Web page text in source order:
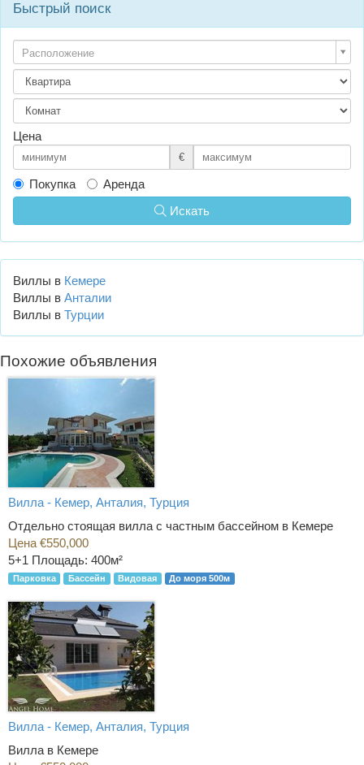
Быстрый поиск
Расположение
Цена
€
Покупка
Аренда
Искать
Виллы в Кемере
Виллы в Анталии
Виллы в Турции
Похожие объявления
Вилла - Кемер, Анталия, Турция
Отдельно стоящая вилла с частным бассейном в Кемере
Цена €550,000
5+1 Площадь: 400м²
Парковка Бассейн Видовая До моря 500м
Вилла - Кемер, Анталия, Турция
Вилла в Кемере